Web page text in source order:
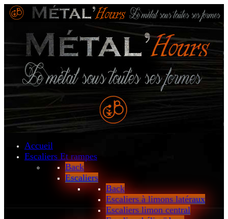
Accueil
Escaliers Et rampes
Back
Escaliers
Back
Escaliers à limons latéraux
Escaliers limon central